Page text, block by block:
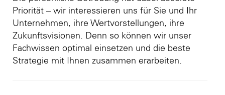
Priorität – wir interessieren uns für Sie und Ihr
Unternehmen, ihre Wertvorstellungen, ihre
Zukunftsvisionen. Denn so können wir unser
Fachwissen optimal einsetzen und die beste
Strategie mit Ihnen zusammen erarbeiten.